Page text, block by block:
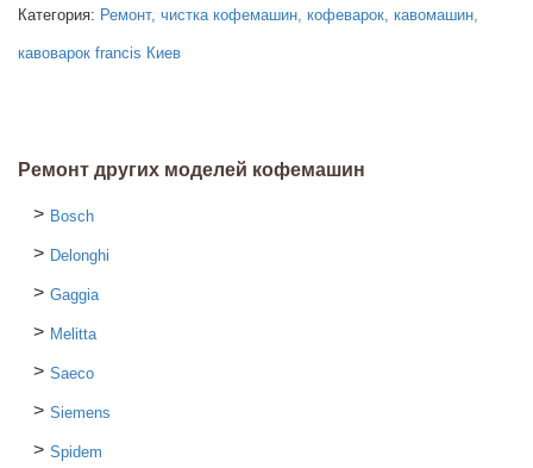
Категория: Ремонт, чистка кофемашин, кофеварок, кавомашин,
кавоварок francis Киев
Ремонт других моделей кофемашин
Bosch
Delonghi
Gaggia
Melitta
Saeco
Siemens
Spidem